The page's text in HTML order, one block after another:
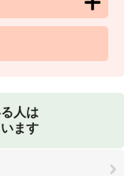
人は
ます